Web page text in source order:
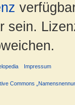
sein.
Impressum